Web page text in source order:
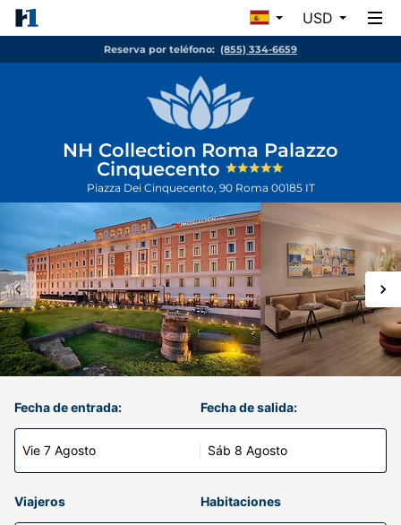
USD
Reserva por teléfono: (855) 334-6659
NH Collection Roma Palazzo
Cinquecento
Piazza Dei Cinquecento, 90 Roma 00185 IT
Fecha de entrada:
Vie 7 Agosto
Fecha de salida:
Sáb 8 Agosto
Viajeros Habitaciones